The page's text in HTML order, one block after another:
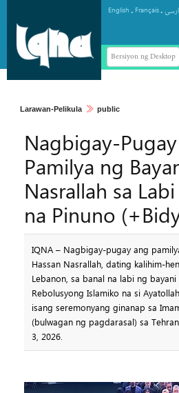
English . Français.
Bersiyon ng Desktop
Larawan-Pelikula public
Nagbigay-
Pamilya ng
Nasrallah sa
na Pinuno
IQNA – Nagbigay-pugay ang
Hassan Nasrallah, dating kalihim-
Lebanon, sa banal na labi ng bayani
Rebolusyong Islamiko na si
isang seremonyang ginanap sa
(bulwagan ng pagdarasal) sa
3, 2026.